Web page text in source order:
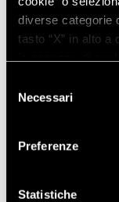
diverse categorie
tasto “X” in alto
delNecessari
Preferenze
Statistiche